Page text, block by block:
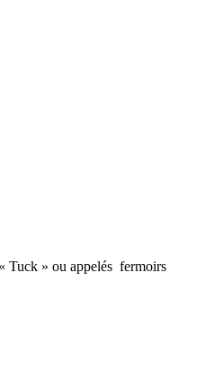
Tuck » ou appelés fermoirs